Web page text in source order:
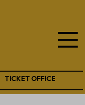
TICKET OFFICE